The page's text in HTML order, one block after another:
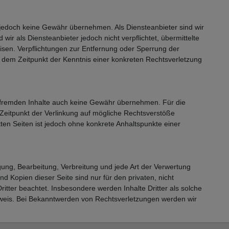
keine Gewähr übernehmen. Als Diensteanbieter sind wir
als Diensteanbieter jedoch nicht verpflichtet, übermittelte
Verpflichtungen zur Entfernung oder Sperrung der
Zeitpunkt der Kenntnis einer konkreten Rechtsverletzung
Inhalte auch keine Gewähr übernehmen. Für die
der Verlinkung auf mögliche Rechtsverstöße
Seiten ist jedoch ohne konkrete Anhaltspunkte einer
Bearbeitung, Verbreitung und jede Art der Verwertung
Kopien dieser Seite sind nur für den privaten, nicht
beachtet. Insbesondere werden Inhalte Dritter als solche
Bei Bekanntwerden von Rechtsverletzungen werden wir